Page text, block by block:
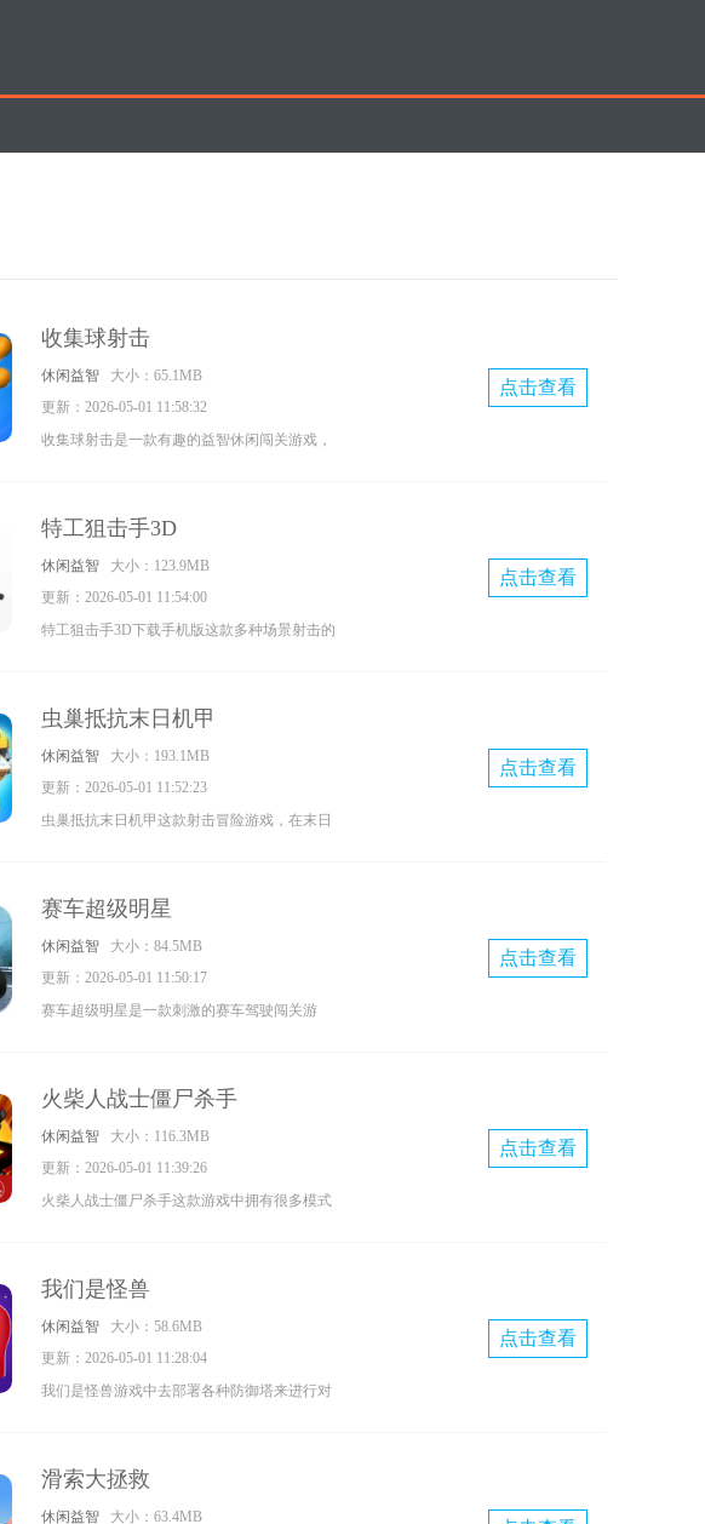
收集球射击
休闲益智
大小：65.1MB
更新：2026-05-01 11:58:32
收集球射击是一款有趣的益智休闲闯关游戏，
玩起来欢乐多多，感兴趣的小伙伴快来试试
吧，不会让你失望的。
点击查看
特工狙击手3D
休闲益智
大小：123.9MB
更新：2026-05-01 11:54:00
特工狙击手3D下载手机版这款多种场景射击的
游，简约的火柴人游戏风格很有挑战的体验快
来下载吧。
点击查看
虫巢抵抗末日机甲
休闲益智
大小：193.1MB
更新：2026-05-01 11:52:23
虫巢抵抗末日机甲这款射击冒险游戏，在末日
可以自由搭配你的游戏玩法策略快来下载吧。
点击查看
赛车超级明星
休闲益智
大小：84.5MB
更新：2026-05-01 11:50:17
赛车超级明星是一款刺激的赛车驾驶闯关游
受游戏带来的风驰电掣吧，不仅锻炼驾驶技
巧，还考验玩家们的反应能力哦，喜欢的小伙
伴快来试试吧。
点击查看
火柴人战士僵尸杀手
休闲益智
大小：116.3MB
更新：2026-05-01 11:39:26
火柴人战士僵尸杀手这款游戏中拥有很多模式
探索新的挑战，很多炫酷的技能展示快来下载
吧。
点击查看
我们是怪兽
休闲益智
大小：58.6MB
更新：2026-05-01 11:28:04
我们是怪兽游戏中去部署各种防御塔来进行对
一起来玩，在怪兽世界上生存下去快来下载
点击查看
滑索大拯救
休闲益智
大小：63.4MB